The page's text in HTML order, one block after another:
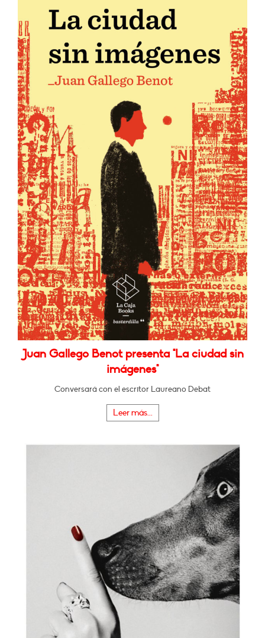
Juan Gallego Benot presenta "La ciudad sin
imágenes"
Conversará con el escritor Laureano Debat
Leer más...